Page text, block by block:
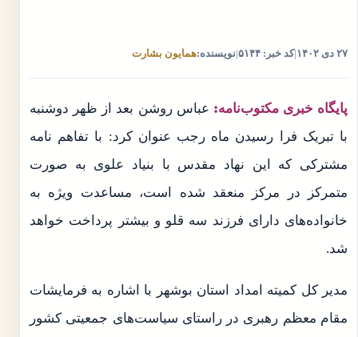
۲۷ دی ۱۴۰۲ |کد خبر: ۵۱۴۴ نویسنده:همایون بشارت
پایگاه خبری مکتوب‌نامه: عباس روشن بعد از ظهر دوشنبه
با تبریک فرا رسیدن ماه رجب عنوان کرد: با تفاهم نامه
مشترکی که این نهاد مقدس با بنیاد علوی به صورت
متمرکز در مرکز منعقد شده است، مساعدت ویژه به
خانواده‌های دارای فرزند سه قلو و بیشتر پرداخت خواهد
شد.
مدیر کل کمیته امداد استان بوشهر با اشاره به فرمایشات
مقام معظم رهبری در راستای سیاست‌های جمعیتی کشور